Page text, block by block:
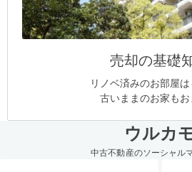
売却の基礎
リノベ済みのお部屋
古いままのお家も
ウルカ
中古不動産のソーシャル